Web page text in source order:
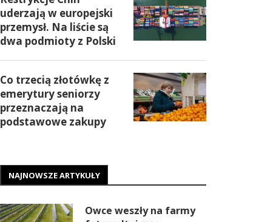
uderzają w europejski
przemysł. Na liście są
dwa podmioty z Polski
Co trzecią złotówkę z
emerytury seniorzy
przeznaczają na
podstawowe zakupy
NAJNOWSZE ARTYKUŁY
Owce weszły na farmy